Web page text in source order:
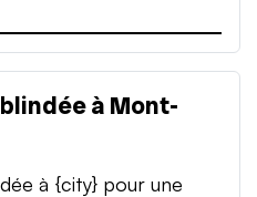
à Mont-
à {city} pour une